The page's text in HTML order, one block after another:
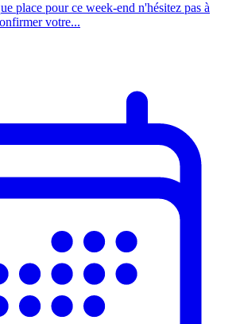
place pour ce week-end n'hésitez pas à
votre...